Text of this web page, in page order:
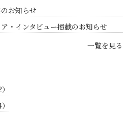
お知らせ
・インタビュー掲載のお知らせ
一覧を見る